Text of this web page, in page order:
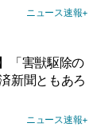
ニュース速報+
「害獣駆除の
新聞ともあろ
ニュース速報+